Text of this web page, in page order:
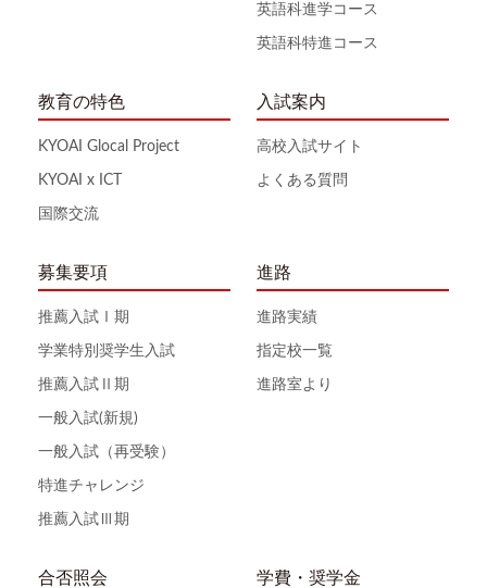
英語科進学コース
英語科特進コース
教育の特色
KYOAI Glocal Project
KYOAI x ICT
国際交流
入試案内
高校入試サイト
よくある質問
募集要項
推薦入試Ⅰ期
学業特別奨学生入試
推薦入試Ⅱ期
一般入試(新規)
一般入試（再受験）
特進チャレンジ
推薦入試Ⅲ期
進路
進路実績
指定校一覧
進路室より
合否照会 学費・奨学金